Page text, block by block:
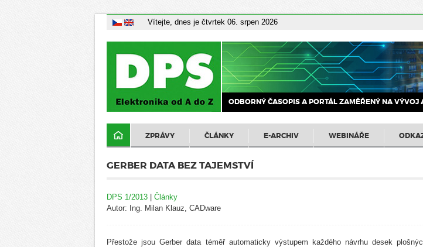
Vítejte, dnes je čtvrtek 06. srpen 2026
ODBORNÝ ČASOPIS A PORTÁL ZAMĚŘENÝ NA
ZPRÁVY ČLÁNKY E-ARCHIV WEBINÁŘE
GERBER DATA BEZ TAJEMSTVÍ
DPS 1/2013 | Články
Autor: Ing. Milan Klauz, CADware
Přestože jsou Gerber data téměř automaticky výstupem každého návrhu desek